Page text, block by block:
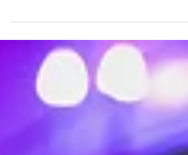
Kurs in "AI Thinking" belegen. Was würde